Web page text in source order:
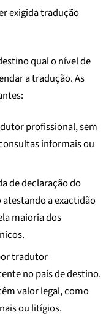
exigida tradução
qual o nível de
a tradução. As
profissional, sem
informais ou
de declaração do
a exactidão
maioria dos
tradutor
no país de destino.
valor legal, como
ou litígios.